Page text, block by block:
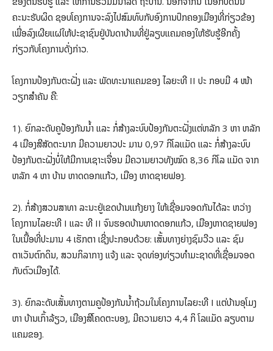
ຄະນະຮັບຜິດ ຊອບໂຄງການຈະລົງໄປສົມທົບກັບອົງການປົກຄອງເມືອງທີ່ກ່ຽວຂ້ອງ
ເພື່ອລົງເຜີຍແຜ່ໃຫ້ປະຊາຊົນຢູ່ບັນດາບ້ານທີ່ຢູ່ລຽບແຄມຄອງໃຫ້ຮັບຮູ້ອີກຄັ້ງ
ກ່ຽວກັບໂຄງການດັ່ງກ່າວ.
ໂຄງການປ້ອງກັນຕະຝັ່ງ ແລະ ພັດທະນາແຄມຂອງ ໄລຍະທີ II ປະ ກອບມີ 4 ໜ້າ
ວຽກສໍາຄັນ ຄື:
1). ຍົກລະດັບຄູປ້ອງກັນນໍ້າ ແລະ ກໍ່ສ້າງລະບົບປ້ອງກັນຕະຝັ່ງແຕ່ຫລັກ 3 ຫາ ຫລັກ
4 ເມືອງສີສັດຕະນາກ ມີຄວາມຍາວປະ ມານ 0,97 ກິໂລແມັດ ແລະ ກໍ່ສ້າງລະບົບ
ປ້ອງກັນຕະຝັ່ງບໍ່ໃຫ້ມີການເຊາະເຈື່ອນ ມີຄວາມຍາວທັງໝົດ 8,36 ກິໂລ ແມັດ ຈາກ
ຫລັກ 4 ຫາ ບ້ານ ຫາດດອກແກ້ວ, ເມືອງ ຫາດຊາຍຟອງ.
2). ກໍ່ສ້າງສວນສາທາ ລະນະຢູ່ເຂດບ້ານແກ້ງຍາງ ໃຫ້ເຊື່ອມຈອດກັນໄດ້ລະ ຫວ່າງ
ໂຄງການໄລຍະທີ I ແລະ ທີ II ຈົນຮອດບ້ານຫາດດອກແກ້ວ, ເມືອງຫາດຊາຍຟອງ
ໃນເນື້ອທີ່ປະມານ 4 ເຮັກຕາ ເຊີ່ງປະກອບດ້ວຍ: ເສັ້ນທາງຍ່າງຊົມວີວ ແລະ ຊົມ
ຕາເວັນຕົກດິນ, ສວນກິລາກາງ ແຈ້ງ ແລະ ຈຸດທ່ອງທ່ຽວທໍາມະຊາດທີ່ເຊື່ອມຈອດ
ກັບຕົວເມືອງໄດ້.
3). ຍົກລະດັບເສັ້ນທາງຕາມຄູປ້ອງກັນນໍ້າຖ້ວມໃນໂຄງການໄລຍະທີ I ແຕ່ບ້ານອຸໂມງ
ຫາ ບ້ານເກົ້າລ້ຽວ, ເມືອງສີໂຄດຕະບອງ, ມີຄວາມຍາວ 4,4 ກິ ໂລແມັດ ລຽບຕາມ
ແຄມຂອງ.